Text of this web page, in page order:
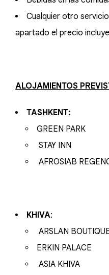
Cualquier otro
apartado el precio incluye
ALOJAMIENTOS
TASHKENT:
GREEN PARK
STAY INN
AFROSIAB
KHIVA:
ARSLAN
ERKIN PALACE
ASIA KHIVA